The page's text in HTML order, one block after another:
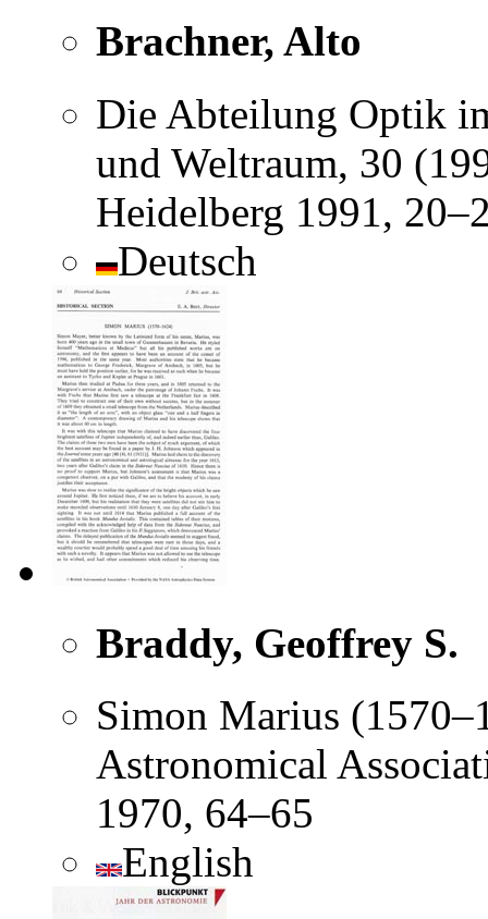
Brachner, Alto
Die Abteilung Optik
und Weltraum, 30
Heidelberg 1991,
Deutsch
Braddy, Geoffrey S.
Simon Marius
Astronomical
1970, 64–65
English